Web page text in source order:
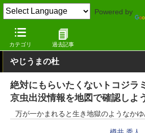
Powered by
カテゴリ 過去記事
窓の杜 ライフ 生活
やじうまの杜
絶対にもらいたくないトコジラ
京虫出没情報を地図で確認しよ
万が一かまれると生き地獄のようなか